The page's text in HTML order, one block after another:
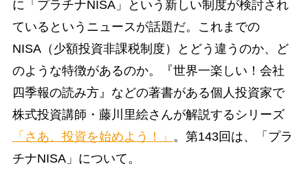
に「プラチナNISA」という新しい制度が検討され
ているというニュースが話題だ。これまでの
NISA（少額投資非課税制度）とどう違うのか、ど
のような特徴があるのか。『世界一楽しい！会社
四季報の読み方』などの著書がある個人投資家で
株式投資講師・藤川里絵さんが解説するシリーズ
「さあ、投資を始めよう！」 。第143回は、「プラ
チナNISA」について。